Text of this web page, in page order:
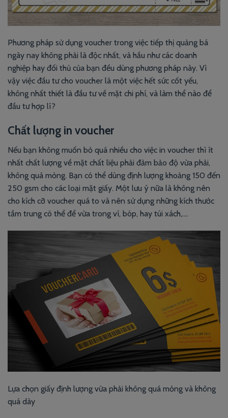
Phương pháp sử dụng voucher trong việc tiếp thị quảng bá
ngày nay không phải là độc nhất, và hầu như các doanh
nghiệp hay đối thủ của bạn đều dùng phương pháp này. Vì
vậy việc đầu tư cho voucher là một việc hết sức cốt yếu,
không nhất thiết là đầu tư về mặt chi phí, và làm thể nào để
đầu tư hợp lí?
Chất lượng in voucher
Nếu bạn không muốn bỏ quá nhiều cho việc in voucher thì ít
nhất chất lượng về mặt chất liệu phải đảm bảo độ vừa phải,
không quá mỏng. Bạn có thể dùng định lượng khoảng 150 đến
250 gsm cho các loại mặt giấy. Một lưu ý nữa là không nên
cho kích cỡ voucher quá to và nên sử dụng những kích thước
tầm trung có thể để vừa trong ví, bóp, hay túi xách,….
Lựa chọn giấy định lượng vừa phải không quá mỏng và không
quá dày